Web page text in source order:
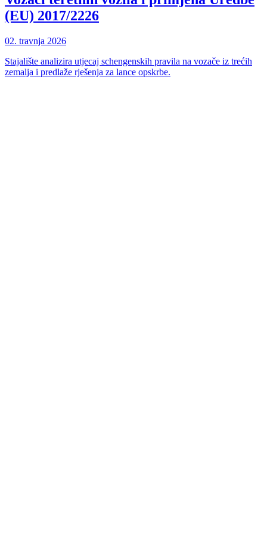
(EU) 2017/2226
02. travnja 2026
Stajalište analizira utjecaj schengenskih pravila na vozače iz trećih
zemalja i predlaže rješenja za lance opskrbe.